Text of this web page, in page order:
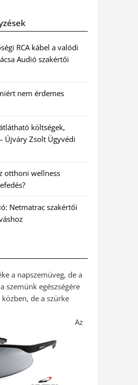
RCA kábel a valódi
Audió szakértői
nem érdemes
költségek,
Újváry Zsolt Ügyvédi
otthoni wellness
Netmatrac szakértői
a napszemüveg, de a
szemünk egészségére
de a szürke
Az